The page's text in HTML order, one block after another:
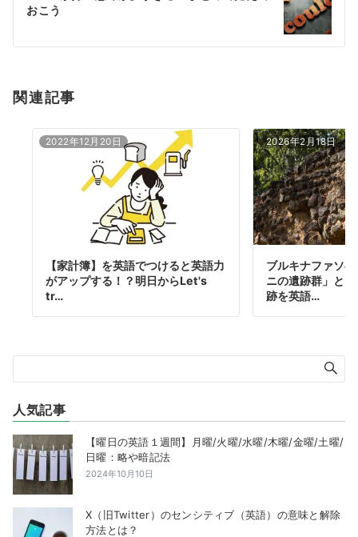
ン
おこう
関連記事
2022年12月20日
【家計簿】を英語でつけると英語力
がアップする！？明日からLet's
tr…
2026年2月18日
ブルキナファソ
ニの遺跡群」と
跡を英語…
人気記事
【曜日の英語１週間】月曜/火曜/水曜/木曜/金曜/土曜/
日曜：略や暗記法
2024年10月10日
X（旧Twitter）のセンシティブ（英語）の意味と解除
方法とは？